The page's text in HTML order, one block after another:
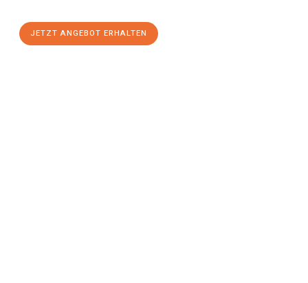
JETZT ANGEBOT ERHALTEN